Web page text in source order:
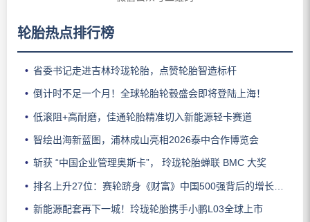
轮胎热点排行榜
省委书记走进吉林玲珑轮胎，点赞轮胎智造标杆
倒计时不足一个月！全球轮胎轮毂盛会即将登陆上海！
低滚阻+高耐磨，佳通轮胎精准切入新能源轻卡赛道
智绘出海新蓝图，浦林成山亮相2026泰中合作博览会
斩获 “中国企业管理奥斯卡”， 玲珑轮胎蝉联 BMC 大奖
排名上升27位：赛轮跻身《财富》中国500强背后的增长逻辑
新能源配套再下一城！玲珑轮胎携手小鹏L03全球上市